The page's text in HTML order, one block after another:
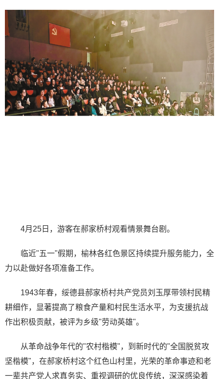
4月25日，游客在郝家桥村观看情景舞台剧。
临近"五一"假期，榆林各红色景区持续提升服务能力，全
力以赴做好各项准备工作。
1943年春，绥德县郝家桥村共产党员刘玉厚带领村民精
耕细作，显著提高了粮食产量和村民生活水平，为支援抗战
作出积极贡献，被评为乡级"劳动英雄"。
从革命战争年代的"农村楷模"，到新时代的"全国脱贫攻
坚楷模"，在郝家桥村这个红色山村里，光荣的革命事迹和老
一辈共产党人求真务实、重视调研的优良传统，深深感染着